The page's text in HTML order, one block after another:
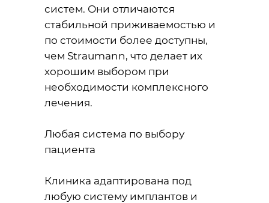
систем. Они отличаются
стабильной приживаемостью и
по стоимости более доступны,
чем Straumann, что делает их
хорошим выбором при
необходимости комплексного
лечения.
Любая система по выбору
пациента
Клиника адаптирована под
любую систему имплантов и